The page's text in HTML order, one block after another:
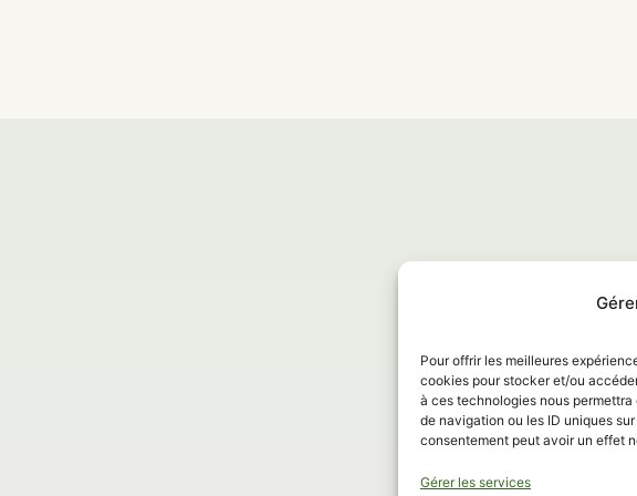
Pour offrir les meilleures
cookies pour stocker et/ou
à ces technologies nous
de navigation ou les ID uniques
consentement peut avoir un effet
Gérer les services
vos meilleurs moments
nous sur instagram